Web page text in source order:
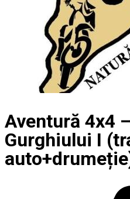
Aventură 4x4
Gurghiului I